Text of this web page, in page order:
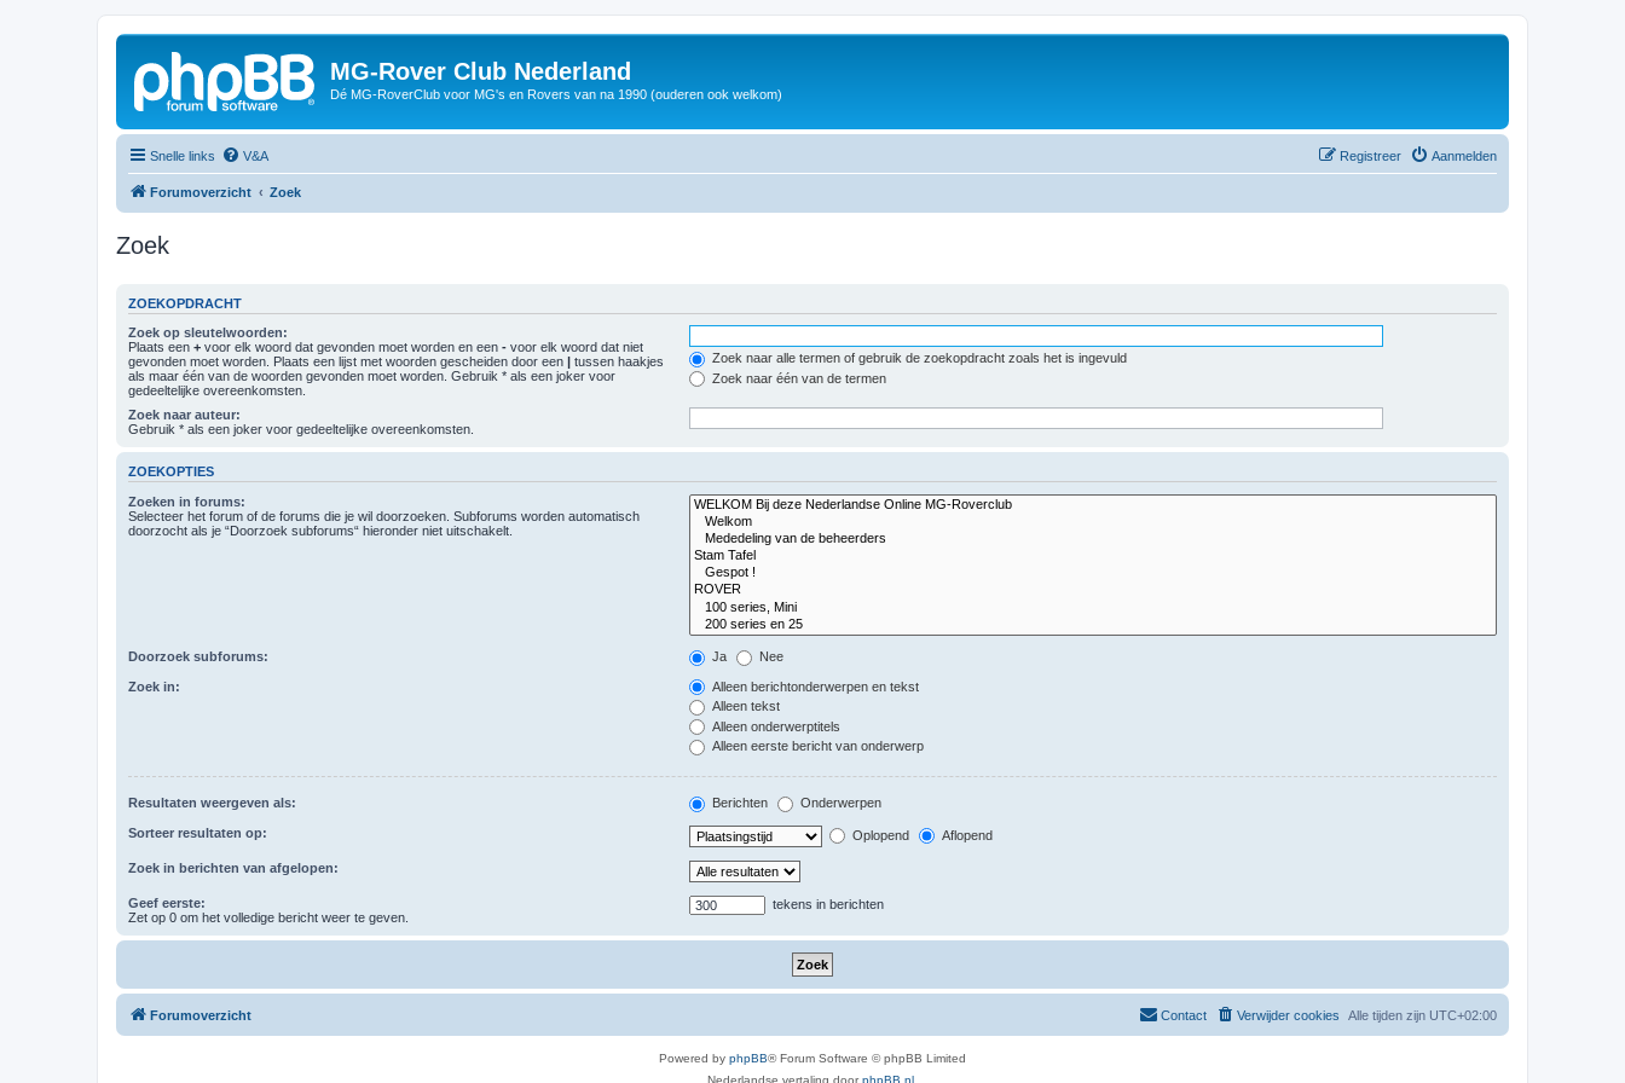
MG-Rover Club Nederland
Dé MG-RoverClub voor MG's en Rovers van na 1990 (ouderen ook welkom)
Snelle links V&A Aanmelden
Registreer
Forumoverzicht Zoek
Zoek
ZOEKOPDRACHT
Zoek op sleutelwoorden:
Plaats een + voor elk woord dat gevonden moet worden en een - voor elk woord dat niet
gevonden moet worden. Plaats een lijst met woorden gescheiden door een | tussen haakjes
als maar één van de woorden gevonden moet worden. Gebruik * als een joker voor
gedeeltelijke overeenkomsten.
Zoek naar alle termen of gebruik de zoekopdracht zoals het is ingevuld
Zoek naar één van de termen
Zoek naar auteur:
Gebruik * als een joker voor gedeeltelijke overeenkomsten.
ZOEKOPTIES
Zoeken in forums:
Selecteer het forum of de forums die je wil doorzoeken. Subforums worden automatisch
doorzocht als je “Doorzoek subforums“ hieronder niet uitschakelt.
Doorzoek subforums: Ja Nee
Zoek in:
Alleen berichtonderwerpen en tekst
Alleen tekst
Alleen onderwerptitels
Alleen eerste bericht van onderwerp
Resultaten weergeven als: Berichten Onderwerpen
Sorteer resultaten op: Oplopend Aflopend
Zoek in berichten van afgelopen:
Geef eerste:
Zet op 0 om het volledige bericht weer te geven.
tekens in berichten
Forumoverzicht Alle tijden zijn UTC+02:00
Verwijder cookies
Contact
Powered by phpBB® Forum Software © phpBB Limited
Nederlandse vertaling doorphpBB.nl